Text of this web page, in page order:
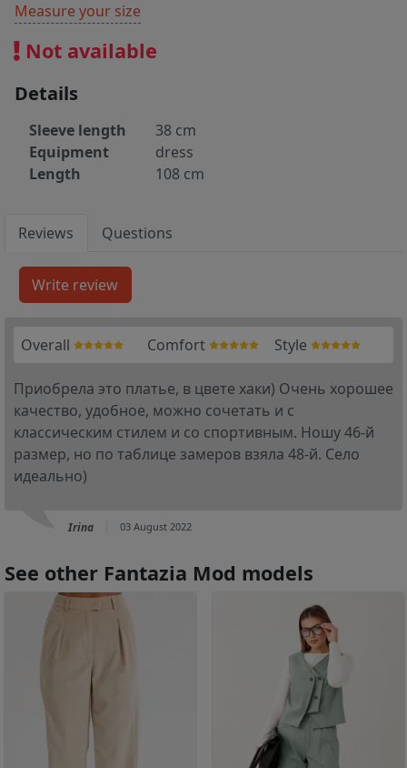
Measure your size
Not available
Details
Sleeve length
38 cm
Equipment
dress
Length
108 cm
Reviews Questions
Overall Comfort Style
Приобрела это платье, в цвете хаки) Очень хорошее
качество, удобное, можно сочетать и с
классическим стилем и со спортивным. Ношу 46-й
размер, но по таблице замеров взяла 48-й. Село
идеально)
Irina 03 August 2022
See other Fantazia Mod models